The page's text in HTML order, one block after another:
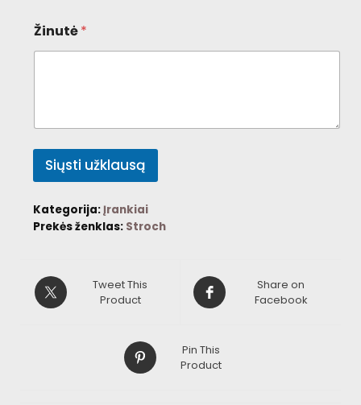
Žinutė*
Siųsti užklausą
Kategorija: Įrankiai
Prekės ženklas: Stroch
Tweet This
Product
Share on
Facebook
Pin This
Product